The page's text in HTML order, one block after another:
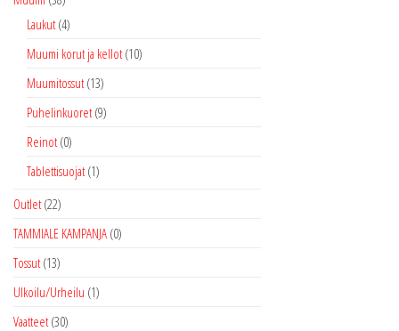
Laukut (4)
Muumi korut ja kellot (10)
Muumitossut (13)
Puhelinkuoret (9)
Reinot (0)
Tablettisuojat (1)
Outlet (22)
TAMMIALE KAMPANJA (0)
Tossut (13)
Ulkoilu/Urheilu (1)
Vaatteet (30)